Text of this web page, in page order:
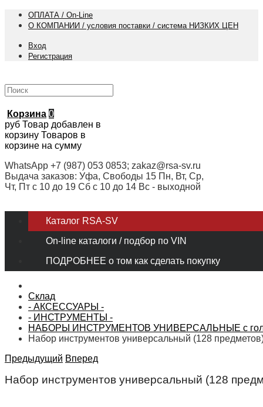
ОПЛАТА / On-Line
О КОМПАНИИ / условия поставки / система НИЗКИХ ЦЕН
Вход
Регистрация
Корзина 0
руб Товар добавлен в
корзину Товаров в
корзине на сумму
WhatsApp +7 (987) 053 0853; zakaz@rsa-sv.ru
Выдача заказов: Уфа, Свободы 15 Пн, Вт, Ср,
Чт, Пт с 10 до 19 Сб с 10 до 14 Вс - выходной
Каталог RSA-SV
On-line каталоги / подбор по VIN
ПОДРОБНЕЕ о том как сделать покупку
Склад
- АКСЕССУАРЫ -
- ИНСТРУМЕНТЫ -
НАБОРЫ ИНСТРУМЕНТОВ УНИВЕРСАЛЬНЫЕ с
Набор инструментов универсальный (128
Предыдущий Вперед
Набор инструментов универсальный (128